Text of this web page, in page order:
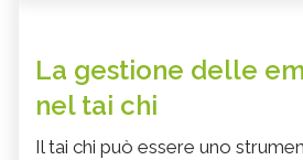
La gestione delle
nel tai chi
Il tai chi può essere uno